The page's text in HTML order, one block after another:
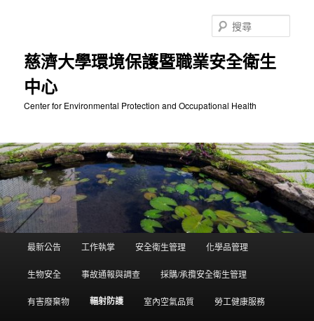
慈濟大學環境保護暨職業安全衛生
中心
Center for Environmental Protection and Occupational Health
尋
最新公告 工作執掌 安全衛生管理 化學品管理
生物安全 事故通報與調查 採購/承攬安全衛生管理
有害廢棄物 輻射防護 室內空氣品質 勞工健康服務